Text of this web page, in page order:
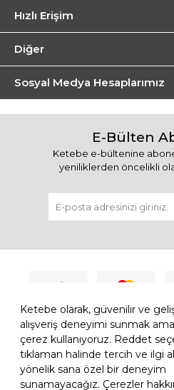
Ketebe olarak, güvenilir ve
alışveriş deneyimi sunmak
çerez kullanıyoruz. Reddet
tıklaman halinde tercih ve ilgi
yönelik sana özel bir deneyim
sunamayacağız. Çerezler
Hızlı Erişim
Diğer
Sosyal Medya Hesaplarımız
E-Bülten
Ketebe e-bültenine
yeniliklerden öncelikli